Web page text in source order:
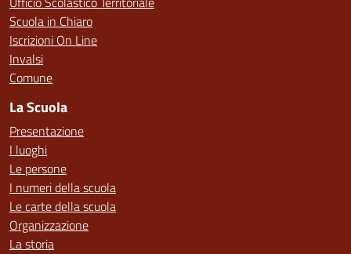
Scuola in Chiaro
Iscrizioni On Line
Invalsi
Comune
La Scuola
Presentazione
I luoghi
Le persone
I numeri della scuola
Le carte della scuola
Organizzazione
La storia